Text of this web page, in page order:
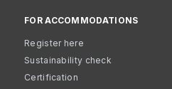
FOR ACCOMMODATIONS
Register here
Sustainability check
Certification